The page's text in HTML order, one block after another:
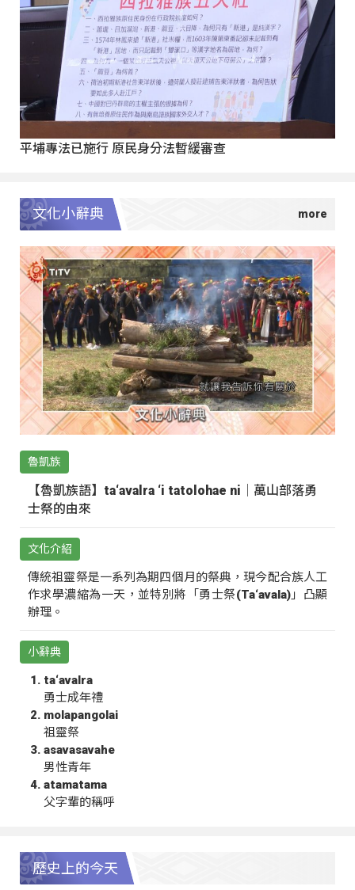
平埔專法已施行 原民身分法暫緩審查
文化小辭典
魯凱族
【魯凱族語】ta‘avalra ‘i tatolohae ni｜萬山部落勇
士祭的由來
文化介紹
傳統祖靈祭是一系列為期四個月的祭典，現今配合族人工
作求學濃縮為一天，並特別將「勇士祭(Ta‘avala)」凸顯
辦理。
小辭典
ta‘avalra
勇士成年禮
molapangolai
祖靈祭
asavasavahe
男性青年
atamatama
父字輩的稱呼
歷史上的今天